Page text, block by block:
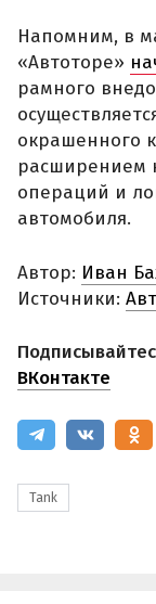
Напомним, в
«Автоторе»
рамного
окрашенного
расширением
операций и
автомобиля.
Автор: Иван
Источники:
ВКонтакте
Tank